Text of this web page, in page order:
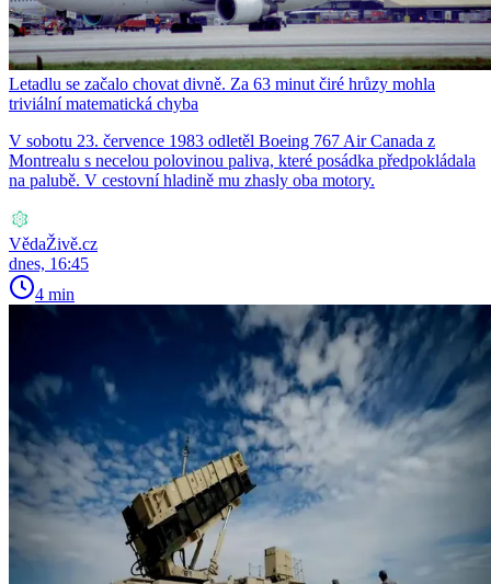
Letadlu se začalo chovat divně. Za 63 minut čiré hrůzy mohla
triviální matematická chyba
V sobotu 23. července 1983 odletěl Boeing 767 Air Canada z
Montrealu s necelou polovinou paliva, které posádka předpokládala
na palubě. V cestovní hladině mu zhasly oba motory.
VědaŽivě.cz
dnes, 16:45
4 min